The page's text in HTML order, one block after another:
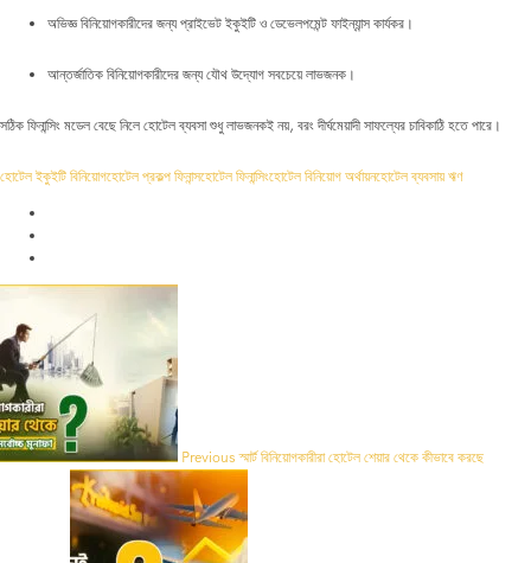
অভিজ্ঞ বিনিয়োগকারীদের জন্য প্রাইভেট ইকুইটি ও ডেভেলপমেন্ট ফাইন্যান্স কার্যকর।
আন্তর্জাতিক বিনিয়োগকারীদের জন্য যৌথ উদ্যোগ সবচেয়ে লাভজনক।
সঠিক ফিনান্সিং মডেল বেছে নিলে হোটেল ব্যবসা শুধু লাভজনকই নয়, বরং দীর্ঘমেয়াদী সাফল্যের চাবিকাঠি হতে পারে।
হোটেল ইকুইটি বিনিয়োগহোটেল প্রকল্প ফিনান্সহোটেল ফিনান্সিংহোটেল বিনিয়োগ অর্থায়নহোটেল ব্যবসায় ঋণ
Previous স্মার্ট বিনিয়োগকারীরা হোটেল শেয়ার থেকে কীভাবে করছে